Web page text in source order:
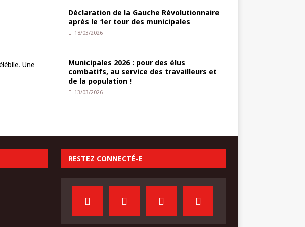
Une
Déclaration de la Gauche Révolutionnaire
après le 1er tour des municipales
18/03/2026
Municipales 2026 : pour des élus
combatifs, au service des travailleurs et
de la population !
13/03/2026
RESTEZ CONNECTÉ-E